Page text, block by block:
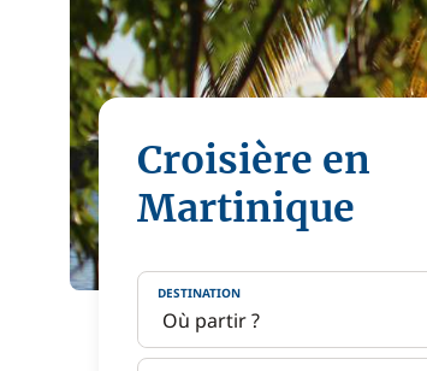
Croisière en
Martinique
DESTINATION